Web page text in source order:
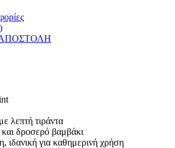
λεπτή τιράντα
δροσερό βαμβάκι
ιδανική για καθημερινή χρήση